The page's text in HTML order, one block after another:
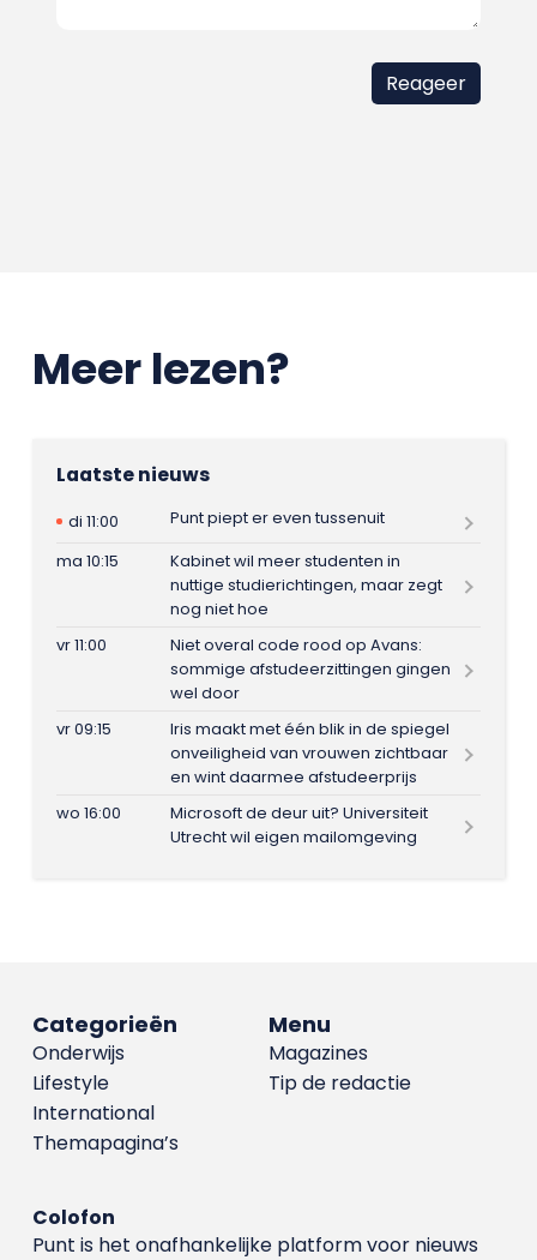
Meer lezen?
Laatste nieuws
di 11:00
Punt piept er even tussenuit
ma 10:15
Kabinet wil meer studenten in
nuttige studierichtingen, maar zegt
nog niet hoe
vr 11:00
Niet overal code rood op Avans:
sommige afstudeerzittingen gingen
wel door
vr 09:15
Iris maakt met één blik in de spiegel
onveiligheid van vrouwen zichtbaar
en wint daarmee afstudeerprijs
wo 16:00
Microsoft de deur uit? Universiteit
Utrecht wil eigen mailomgeving
Menu
Magazines
Tip de redactie
Categorieën
Onderwijs
Lifestyle
International
Themapagina’s
Colofon
Punt is het onafhankelijke platform voor nieuws